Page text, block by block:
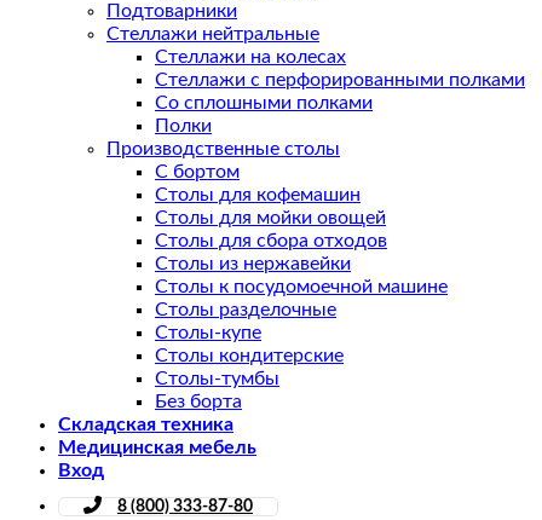
Подтоварники
Стеллажи нейтральные
Стеллажи на колесах
Стеллажи с перфорированными полками
Со сплошными полками
Полки
Производственные столы
С бортом
Столы для кофемашин
Столы для мойки овощей
Столы для сбора отходов
Столы из нержавейки
Столы к посудомоечной машине
Столы разделочные
Столы-купе
Столы кондитерские
Столы-тумбы
Без борта
Складская техника
Медицинская мебель
Вход
8 (800) 333-87-80